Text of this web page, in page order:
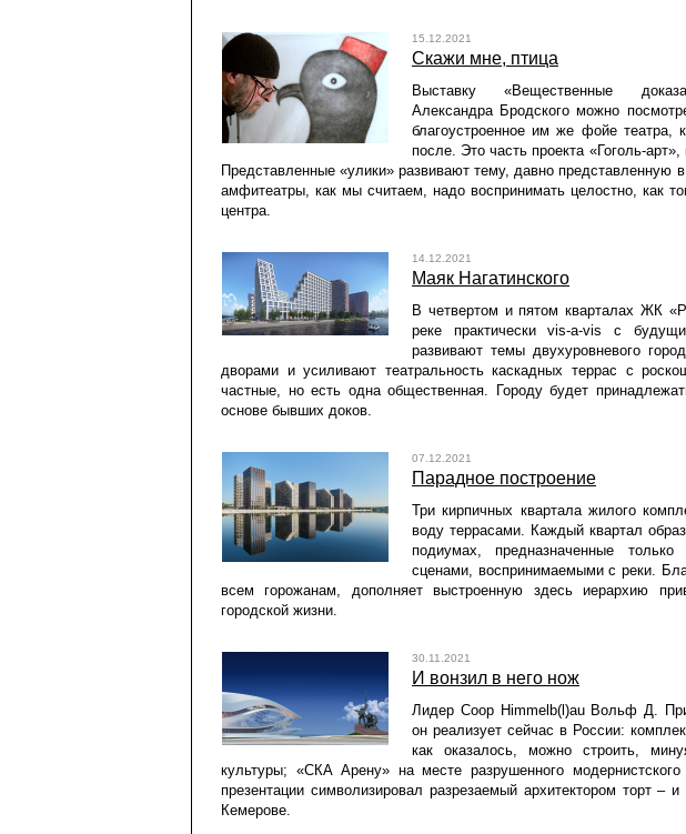
15.12.2021
Скажи мне, птица
Выставку «Вещественные
Александра Бродского можно
благоустроенное им же фойе театра,
после. Это часть проекта «Гоголь-
Представленные «улики» развивают тему, давно представленную
амфитеатры, как мы считаем, надо воспринимать целостно, как
центра.
14.12.2021
Маяк Нагатинского
В четвертом и пятом кварталах ЖК
реке практически vis-a-vis с
развивают темы двухуровневого
дворами и усиливают театральность каскадных террас с
частные, но есть одна общественная. Городу будет
основе бывших доков.
07.12.2021
Парадное построение
Три кирпичных квартала жилого
воду террасами. Каждый квартал
подиумах, предназначенные
сценами, воспринимаемыми с реки.
всем горожанам, дополняет выстроенную здесь иерархию
городской жизни.
30.11.2021
И вонзил в него нож
Лидер Coop Himmelb(l)au Вольф Д.
он реализует сейчас в России:
как оказалось, можно строить,
культуры; «СКА Арену» на месте разрушенного
презентации символизировал разрезаемый архитектором торт –
Кемерове.